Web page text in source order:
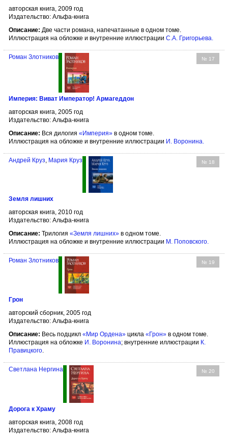
авторская книга, 2009 год
Издательство: Альфа-книга
Описание: Две части романа, напечатанные в одном томе.
Иллюстрация на обложке и внутренние иллюстрации С.А. Григорьева.
№ 17
Роман Злотников
Империя: Виват Император! Армагеддон
авторская книга, 2005 год
Издательство: Альфа-книга
Описание: Вся дилогия «Империя» в одном томе.
Иллюстрация на обложке и внутренние иллюстрации И. Воронина
№ 18
Андрей Круз Мария Круз
Земля лишних
авторская книга, 2010 год
Издательство: Альфа-книга
Описание: Трилогия «Земля лишних» в одном томе.
Иллюстрация на обложке и внутренние иллюстрации М. Поповского
№ 19
Роман Злотников
Грон
авторский сборник, 2005 год
Издательство: Альфа-книга
Описание: Весь подцикл «Мир Ордена» цикла «Грон» в одном томе.
Иллюстрация на обложке И. Воронина; внутренние иллюстрации К.
Правицкого
№ 20
Светлана Нергина
Дорога к Храму
авторская книга, 2008 год
Издательство: Альфа-книга